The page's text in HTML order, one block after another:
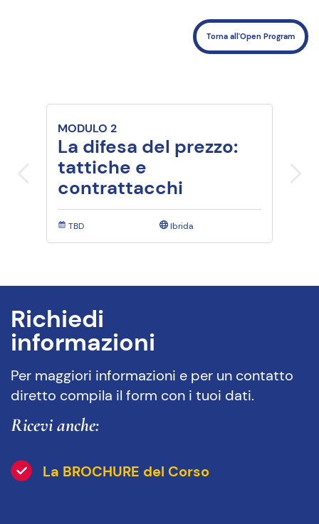
Torna all'Open Program
MODULO 2
La difesa del prezzo:
tattiche e
contrattacchi
TBD Ibrida
Richiedi
informazioni
Per maggiori informazioni e per un contatto
diretto compila il form con i tuoi dati.
Ricevi anche:
La BROCHURE del Corso